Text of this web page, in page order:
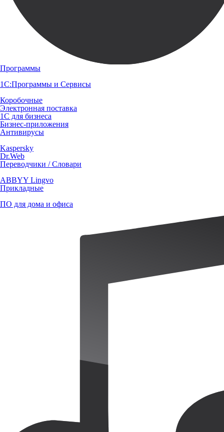
Программы
1С:Программы и Сервисы
Коробочные
Электронная поставка
1С для бизнеса
Бизнес-приложения
Антивирусы
Kaspersky
Dr.Web
Переводчики / Словари
ABBYY Lingvo
Прикладные
ПО для дома и офиса